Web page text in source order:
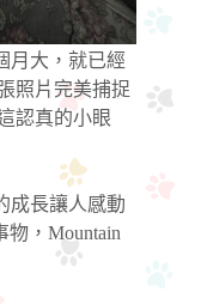
月大，就已經
照片完美捕捉
認真的小眼
成長讓人感動
，Mountain